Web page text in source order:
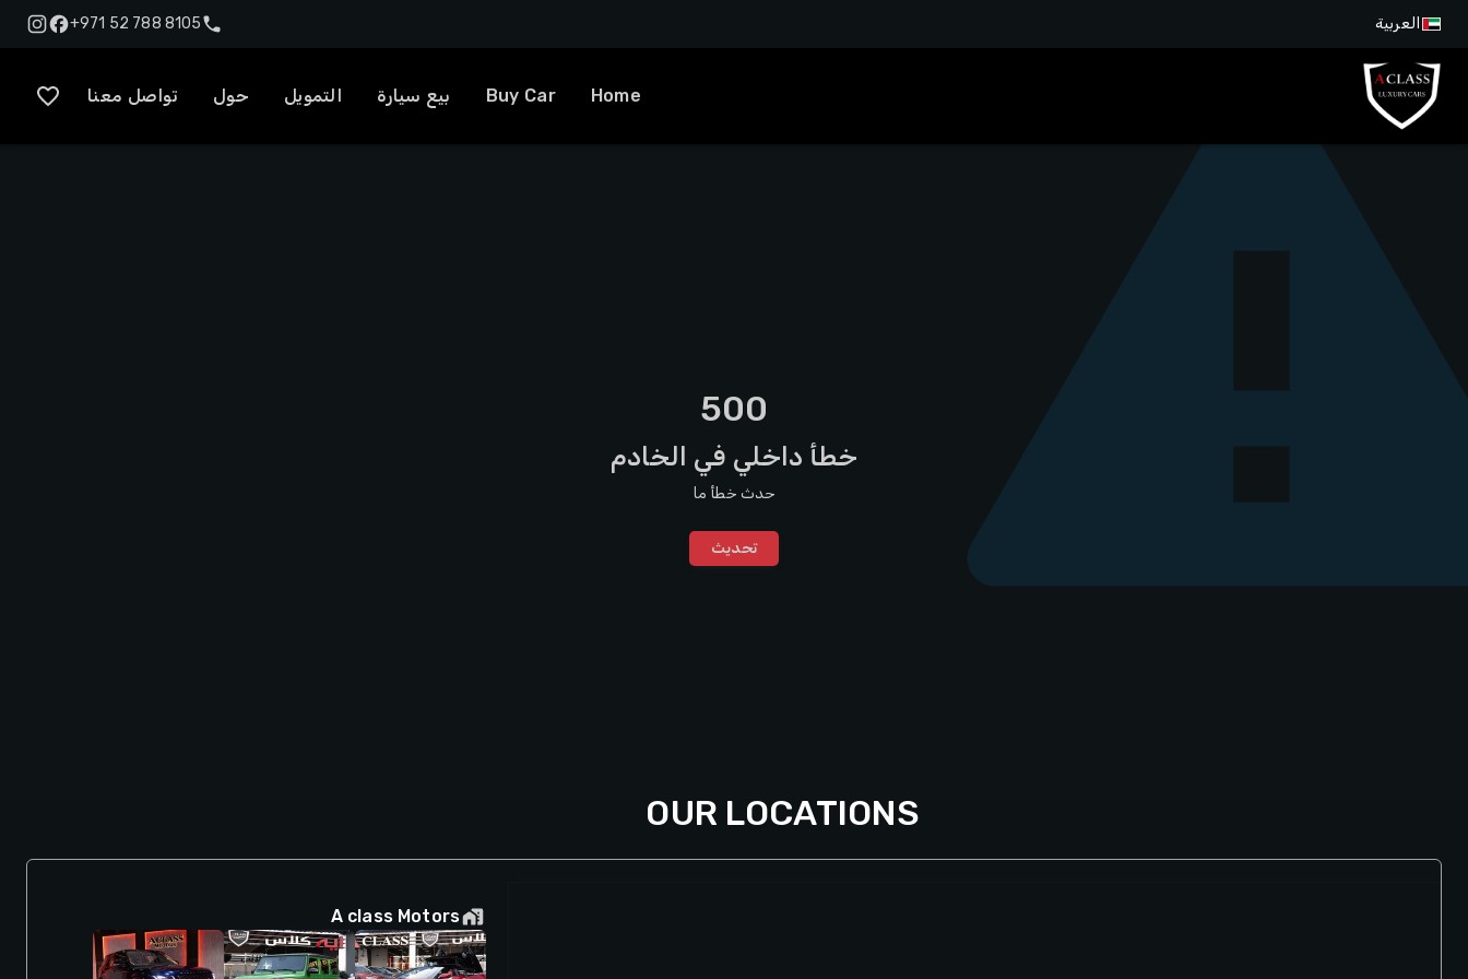
العربية +971 52 788 8105
Home
Buy Car بيع سيارة التمويل حول تواصل معنا
500
خطأ داخلي في الخادم
حدث خطأ ما
تحديث
A class Motors